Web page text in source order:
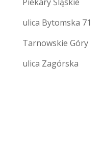
ulica Bytomska 71
Tarnowskie Góry
ulica Zagórska